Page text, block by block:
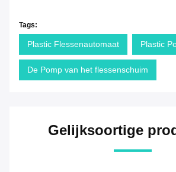
Tags:
Plastic Flessenautomaat Plastic
De Pomp van het flessenschuim
Gelijksoortige